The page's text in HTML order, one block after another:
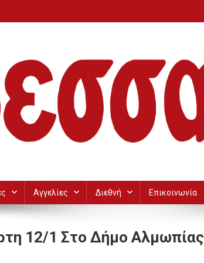
Αγγελίες Διεθνή Επικοινωνία
12/1 Στο Δήμο Αλμωπίας